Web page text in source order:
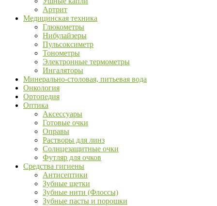
Артрит
Медицинская техника
Глюкометры
Нибулайзеры
Пульсоксиметр
Тонометры
Электронные термометры
Ингаляторы
Минерально-столовая, питьевая вода
Онкология
Ортопедия
Оптика
Аксессуары
Готовые очки
Оправы
Растворы для линз
Солнцезащитные очки
Футляр для очков
Средства гигиены
Антисептики
Зубные щетки
Зубные нити (Флоссы)
Зубные пасты и порошки